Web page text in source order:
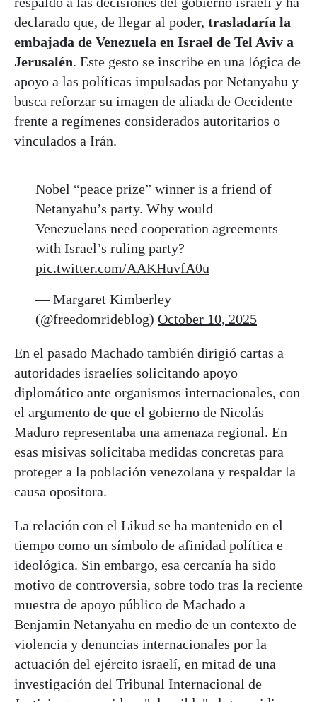
declarado que, de llegar al poder, trasladaría la
embajada de Venezuela en Israel de Tel Aviv a
Jerusalén. Este gesto se inscribe en una lógica de
apoyo a las políticas impulsadas por Netanyahu y
busca reforzar su imagen de aliada de Occidente
frente a regímenes considerados autoritarios o
vinculados a Irán.
Nobel “peace prize” winner is a friend of
Netanyahu’s party. Why would
Venezuelans need cooperation agreements
with Israel’s ruling party?
pic.twitter.com/AAKHuvfA0u
— Margaret Kimberley
(@freedomrideblog) October 10, 2025
En el pasado Machado también dirigió cartas a
autoridades israelíes solicitando apoyo
diplomático ante organismos internacionales, con
el argumento de que el gobierno de Nicolás
Maduro representaba una amenaza regional. En
esas misivas solicitaba medidas concretas para
proteger a la población venezolana y respaldar la
causa opositora.
La relación con el Likud se ha mantenido en el
tiempo como un símbolo de afinidad política e
ideológica. Sin embargo, esa cercanía ha sido
motivo de controversia, sobre todo tras la reciente
muestra de apoyo público de Machado a
Benjamin Netanyahu en medio de un contexto de
violencia y denuncias internacionales por la
actuación del ejército israelí, en mitad de una
investigación del Tribunal Internacional de